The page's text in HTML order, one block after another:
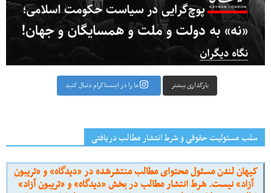
بارگذاری بیشتر ما را در اینستاگرام دنبال کنید
سلب مسئولیت حقوقی و شرط انتشار مطالب دریافتی
کیهان لندن مسئول محتوای مطالب منتشرشده در «دیدگاه» و «تریبون
آزاد» نیست. شرط انتشار مطالب در بخش «دیدگاه» و «تریبون آزاد»